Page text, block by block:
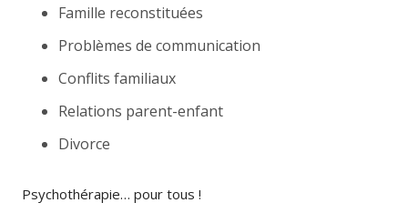
Famille reconstituées
Problèmes de communication
Conflits familiaux
Relations parent-enfant
Divorce
Psychothérapie… pour tous !